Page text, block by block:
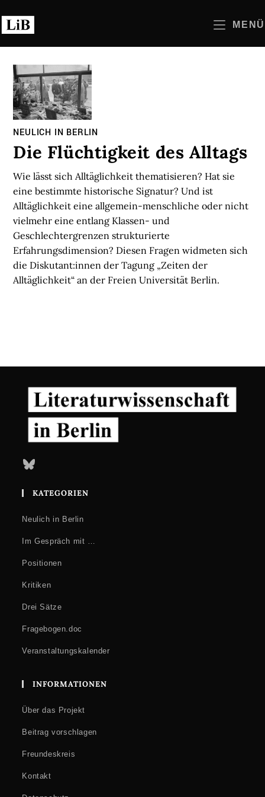
Inhalt
springen
MENÜ
NEULICH IN BERLIN
Die Flüchtigkeit des Alltags
Wie lässt sich Alltäglichkeit thematisieren? Hat sie
eine bestimmte historische Signatur? Und ist
Alltäglichkeit eine allgemein-menschliche oder nicht
vielmehr eine entlang Klassen- und
Geschlechtergrenzen strukturierte
Erfahrungsdimension? Diesen Fragen widmeten sich
die Diskutant:innen der Tagung „Zeiten der
Alltäglichkeit“ an der Freien Universität Berlin.
Bluesky
KATEGORIEN
Neulich in Berlin
Im Gespräch mit …
Positionen
Kritiken
Drei Sätze
Fragebogen.doc
Veranstaltungskalender
INFORMATIONEN
Über das Projekt
Beitrag vorschlagen
Freundeskreis
Kontakt